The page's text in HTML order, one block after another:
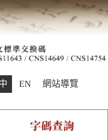
EN 網站導覽
字碼查詢